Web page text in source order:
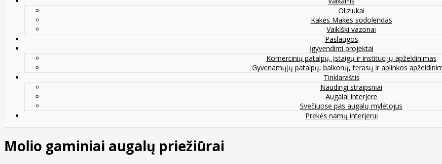
Oliziukai
Kakės Makės sodolendas
Vaikiški vazonai
Paslaugos
Įgyvendinti projektai
Komercinių patalpų, įstaigų ir institucijų apželdinimas
Gyvenamųjų patalpų, balkonų, terasų ir aplinkos
Tinklaraštis
Naudingi straipsniai
Augalai interjere
Svečiuose pas augalų mylėtojus
Prekės namų interjerui
Molio gaminiai augalų priežiūrai